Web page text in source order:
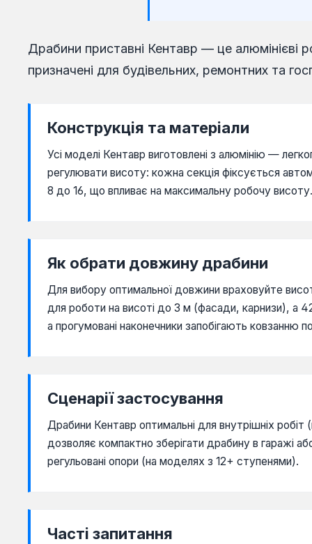
Драбини приставні Кентавр — це алюмінієві
призначені для будівельних, ремонтних та
Конструкція та матеріали
Усі моделі Кентавр виготовлені з алюмінію —
регулювати висоту: кожна секція фіксується
8 до 16, що впливає на максимальну робочу висоту.
Як обрати довжину драбини
Для вибору оптимальної довжини враховуйте
для роботи на висоті до 3 м (фасади, карнизи), а
а прогумовані наконечники запобігають ковзанню по
Сценарії застосування
Драбини Кентавр оптимальні для внутрішніх
дозволяє компактно зберігати драбину в гаражі
регульовані опори (на моделях з 12+ ступенями).
Часті запитання